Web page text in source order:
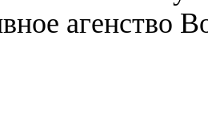
агенство